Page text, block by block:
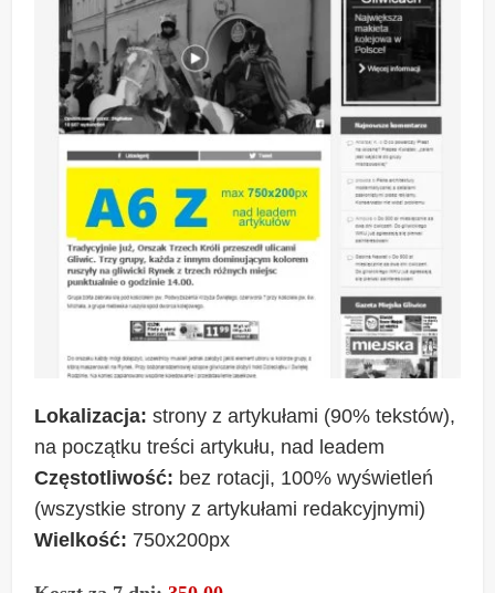
Lokalizacja:strony z artykułami (90% tekstów),
na początku treści artykułu, nad leadem
Częstotliwość: bez rotacji, 100% wyświetleń
(wszystkie strony z artykułami redakcyjnymi)
Wielkość: 750x200px